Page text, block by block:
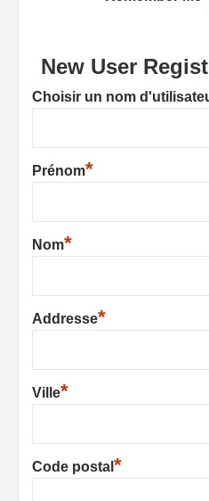
New User
Choisir un nom
Prénom*
Nom*
Addresse*
Ville*
Code postal *